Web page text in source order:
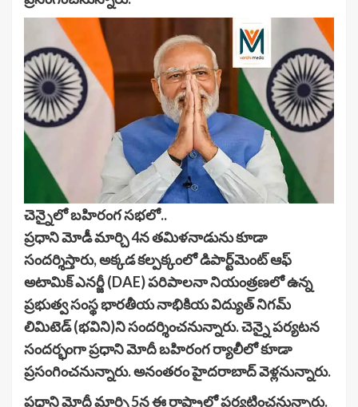
చెన్నైలో బహిరంగ సభలో..
ప్రధాని మోడీ మార్చి 4న తమిళనాడును కూడా
సందర్శిస్తారు, అక్కడ కల్పక్కంలో డిపార్ట్‌మెంట్ ఆఫ్
అటామిక్ ఎనర్జీ (DAE) పరిపాలనా నియంత్రణలో ఉన్న
ప్రభుత్వ సంస్థ భారతీయ నాభికియ విద్యుత్ నిగమ్
లిమిటెడ్ (భవిని)ని సందర్శించనున్నారు. చెన్నై పర్యటన
సందర్భంగా ప్రధాని మోదీ బహిరంగ ర్యాలీలో కూడా
ప్రసంగించనున్నారు. అనంతరం హైదరాబాద్ వెళ్లనున్నారు.
ప్రధాని మోదీ మార్చి 5న ఈ రాష్ట్రాల్లో పర్యటించనున్నారు.